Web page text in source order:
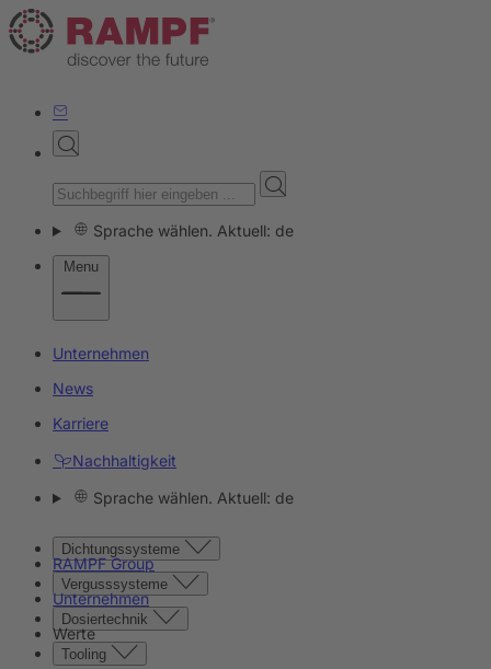
Sprache wählen. Aktuell: de
Menu
Unternehmen
News
Karriere
Nachhaltigkeit
Sprache wählen. Aktuell: de
Dichtungssysteme
Vergusssysteme
Dosiertechnik
Tooling
RAMPF Group
Unternehmen
Werte